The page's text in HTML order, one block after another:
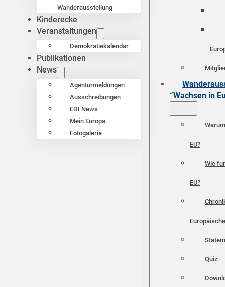
Wanderausstellung
Kinderecke
Veranstaltungen
Demokratiekalendar
Publikationen
News
Agenturmeldungen
Ausschreibungen
EDI News
Mein Europa
Fotogalerie
“Wachsen in
EU?
Wie
EU?
Quiz